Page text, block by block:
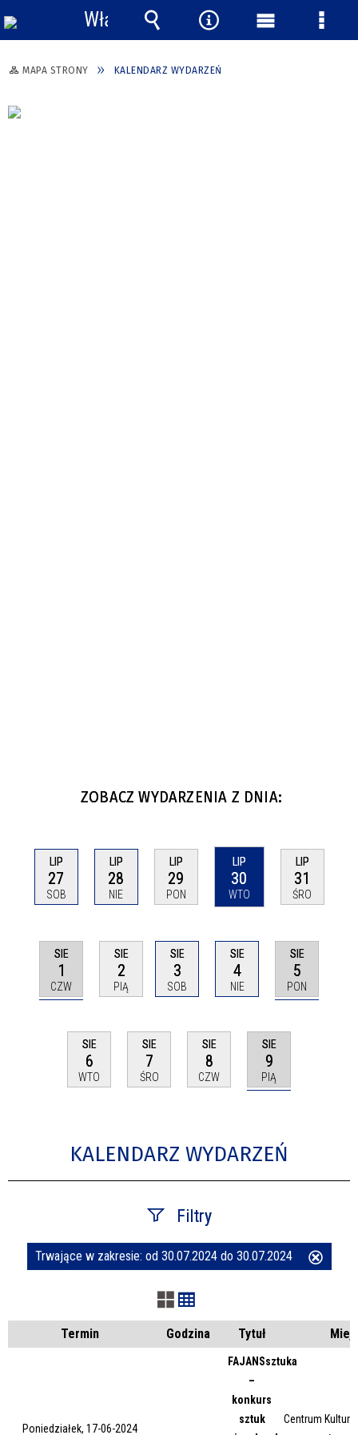
MAPA STRONY KALENDARZ WYDARZEŃ
ZOBACZ WYDARZENIA Z DNIA:
LIP
27
SOB
LIP
28
NIE
LIP
29
PON
LIP
30
WTO
LIP
31
ŚRO
SIE
1
CZW
SIE
2
PIĄ
SIE
3
SOB
SIE
4
NIE
SIE
5
PON
SIE
6
WTO
SIE
7
ŚRO
SIE
8
CZW
SIE
9
PIĄ
KALENDARZ WYDARZEŃ
Filtry
Szukana fraza
Kategoria
Trwające w zakresie: od 30.07.2024 do 30.07.2024
Termin Godzina Tytuł
Poniedziałek, 17-06-2024
FAJANSsztuka
–
konkurs
sztuk
Centrum Kultury
Włącz
powiadomienia
Wyszukiwarka
Narzędzia
Menu Menu